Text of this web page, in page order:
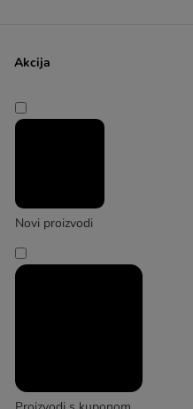
Lupo sensitiv
Purizon
Akcija
Novi proizvodi